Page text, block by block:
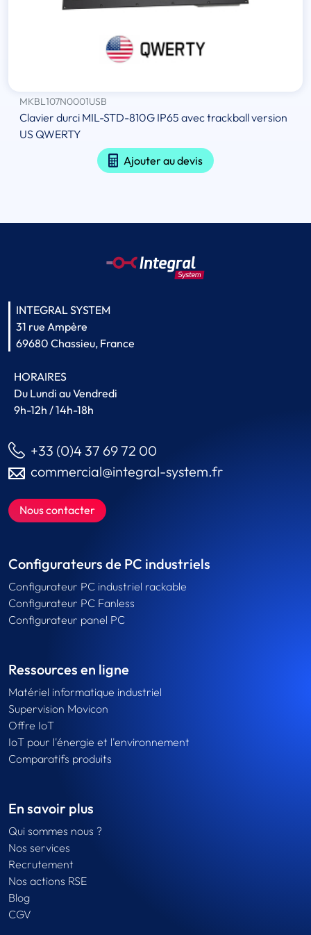
MKBL107N0001USB
Clavier durci MIL-STD-810G IP65 avec trackball version
US QWERTY
Ajouter au devis
INTEGRAL SYSTEM
31 rue Ampère
69680 Chassieu, France
HORAIRES
Du Lundi au Vendredi
9h-12h / 14h-18h
+33 (0)4 37 69 72 00
commercial@integral-system.fr
Nous contacter
Configurateurs de PC industriels
Configurateur PC industriel rackable
Configurateur PC Fanless
Configurateur panel PC
Ressources en ligne
Matériel informatique industriel
Supervision Movicon
Offre IoT
IoT pour l'énergie et l'environnement
Comparatifs produits
En savoir plus
Qui sommes nous ?
Nos services
Recrutement
Nos actions RSE
Blog
CGV